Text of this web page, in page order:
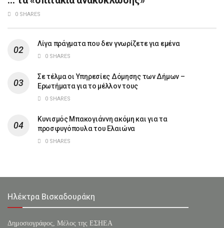
0 SHARES
Λίγα πράγματα που δεν γνωρίζετε για εμένα
0 SHARES
Σε τέλμα οι Υπηρεσίες Δόμησης των Δήμων –
Ερωτήματα για το μέλλον τους
0 SHARES
Κυνισμός Μπακογιάννη ακόμη και για τα
προσφυγόπουλα του Ελαιώνα
0 SHARES
Ηλέκτρα Βισκαδουράκη
Δημοσιογράφος, Μέλος της ΕΣHΕΑ